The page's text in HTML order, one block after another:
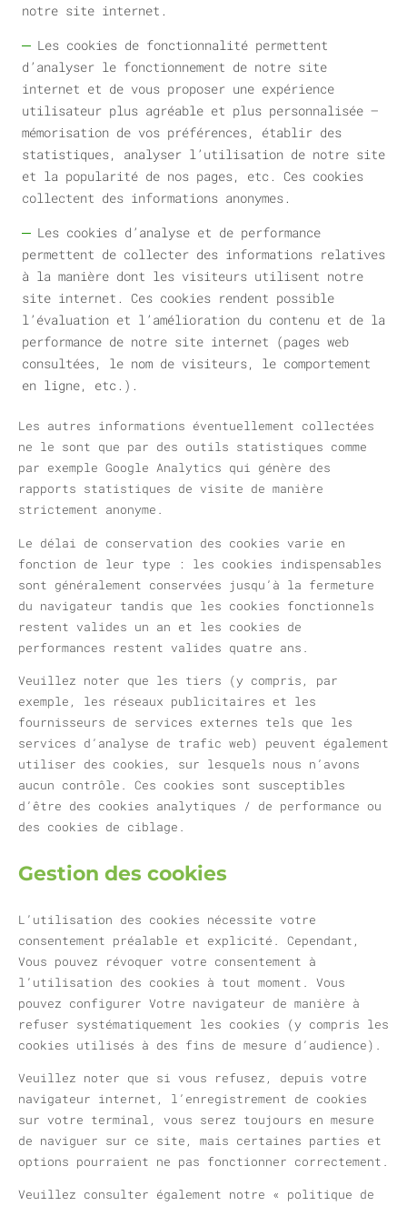
notre site internet.
Les cookies de fonctionnalité permettent
d’analyser le fonctionnement de notre site
internet et de vous proposer une expérience
utilisateur plus agréable et plus personnalisée –
mémorisation de vos préférences, établir des
statistiques, analyser l’utilisation de notre site
et la popularité de nos pages, etc. Ces cookies
collectent des informations anonymes.
Les cookies d’analyse et de performance
permettent de collecter des informations relatives
à la manière dont les visiteurs utilisent notre
site internet. Ces cookies rendent possible
l’évaluation et l’amélioration du contenu et de la
performance de notre site internet (pages web
consultées, le nom de visiteurs, le comportement
en ligne, etc.).
Les autres informations éventuellement collectées
ne le sont que par des outils statistiques comme
par exemple Google Analytics qui génère des
rapports statistiques de visite de manière
strictement anonyme.
Le délai de conservation des cookies varie en
fonction de leur type : les cookies indispensables
sont généralement conservées jusqu’à la fermeture
du navigateur tandis que les cookies fonctionnels
restent valides un an et les cookies de
performances restent valides quatre ans.
Veuillez noter que les tiers (y compris, par
exemple, les réseaux publicitaires et les
fournisseurs de services externes tels que les
services d’analyse de trafic web) peuvent également
utiliser des cookies, sur lesquels nous n’avons
aucun contrôle. Ces cookies sont susceptibles
d’être des cookies analytiques / de performance ou
des cookies de ciblage.
Gestion des cookies
L’utilisation des cookies nécessite votre
consentement préalable et explicité. Cependant,
Vous pouvez révoquer votre consentement à
l’utilisation des cookies à tout moment. Vous
pouvez configurer Votre navigateur de manière à
refuser systématiquement les cookies (y compris les
cookies utilisés à des fins de mesure d’audience).
Veuillez noter que si vous refusez, depuis votre
navigateur internet, l’enregistrement de cookies
sur votre terminal, vous serez toujours en mesure
de naviguer sur ce site, mais certaines parties et
options pourraient ne pas fonctionner correctement.
Veuillez consulter également notre « politique de